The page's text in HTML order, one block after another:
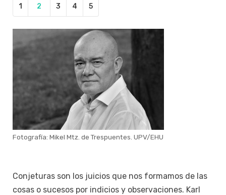
1 2 3 4 5
Fotografía: Mikel Mtz. de Trespuentes. UPV/EHU
Conjeturas son los juicios que nos formamos de las
cosas o sucesos por indicios y observaciones. Karl